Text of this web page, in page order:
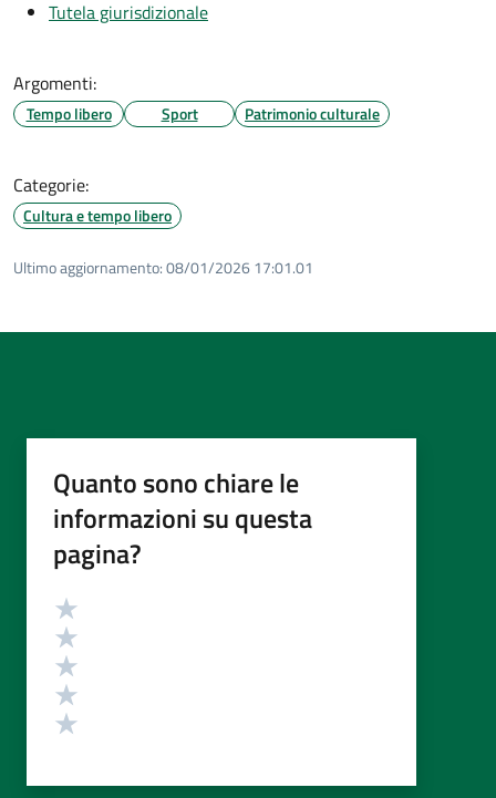
Tutela giurisdizionale
Argomenti:
Tempo libero Sport Patrimonio culturale
Categorie:
Cultura e tempo libero
Ultimo aggiornamento:08/01/2026 17:01.01
Quanto sono chiare le
informazioni su questa
pagina?
Valutazione